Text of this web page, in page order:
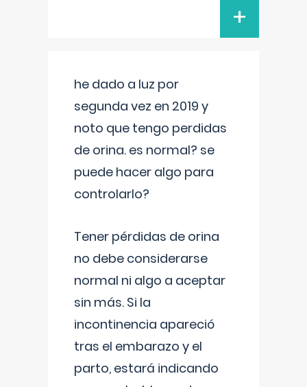
+
he dado a luz por
segunda vez en 2019 y
noto que tengo perdidas
de orina. es normal? se
puede hacer algo para
controlarlo?
Tener pérdidas de orina
no debe considerarse
normal ni algo a aceptar
sin más. Si la
incontinencia apareció
tras el embarazo y el
parto, estará indicando